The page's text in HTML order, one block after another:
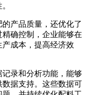
产品质量，还优化了
确控制，企业能够在
成本，提高经济效
录和分析功能，能够
据支持。这些数据可